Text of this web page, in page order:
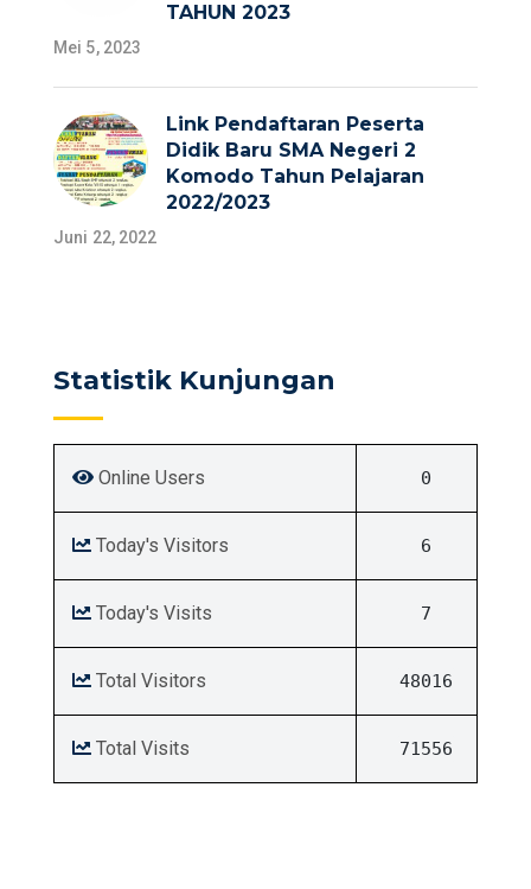
TAHUN 2023
Mei 5, 2023
Link Pendaftaran Peserta
Didik Baru SMA Negeri 2
Komodo Tahun Pelajaran
2022/2023
Juni 22, 2022
Statistik Kunjungan
Online Users 0
Today's Visitors 6
Today's Visits 7
Total Visitors 48016
Total Visits 71556